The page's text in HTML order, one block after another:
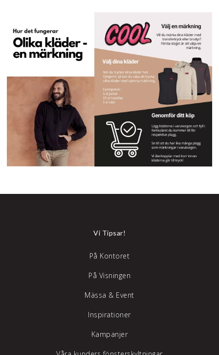
Vi Tipsar!
På Kontoret
På Visningen
Mässa & Event
Inspirationer
Kampanjer